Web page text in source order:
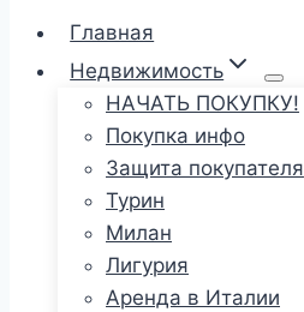
Главная
Недвижимость
НАЧАТЬ ПОКУПКУ!
Покупка инфо
Защита покупателя
Турин
Милан
Лигурия
Аренда в Италии